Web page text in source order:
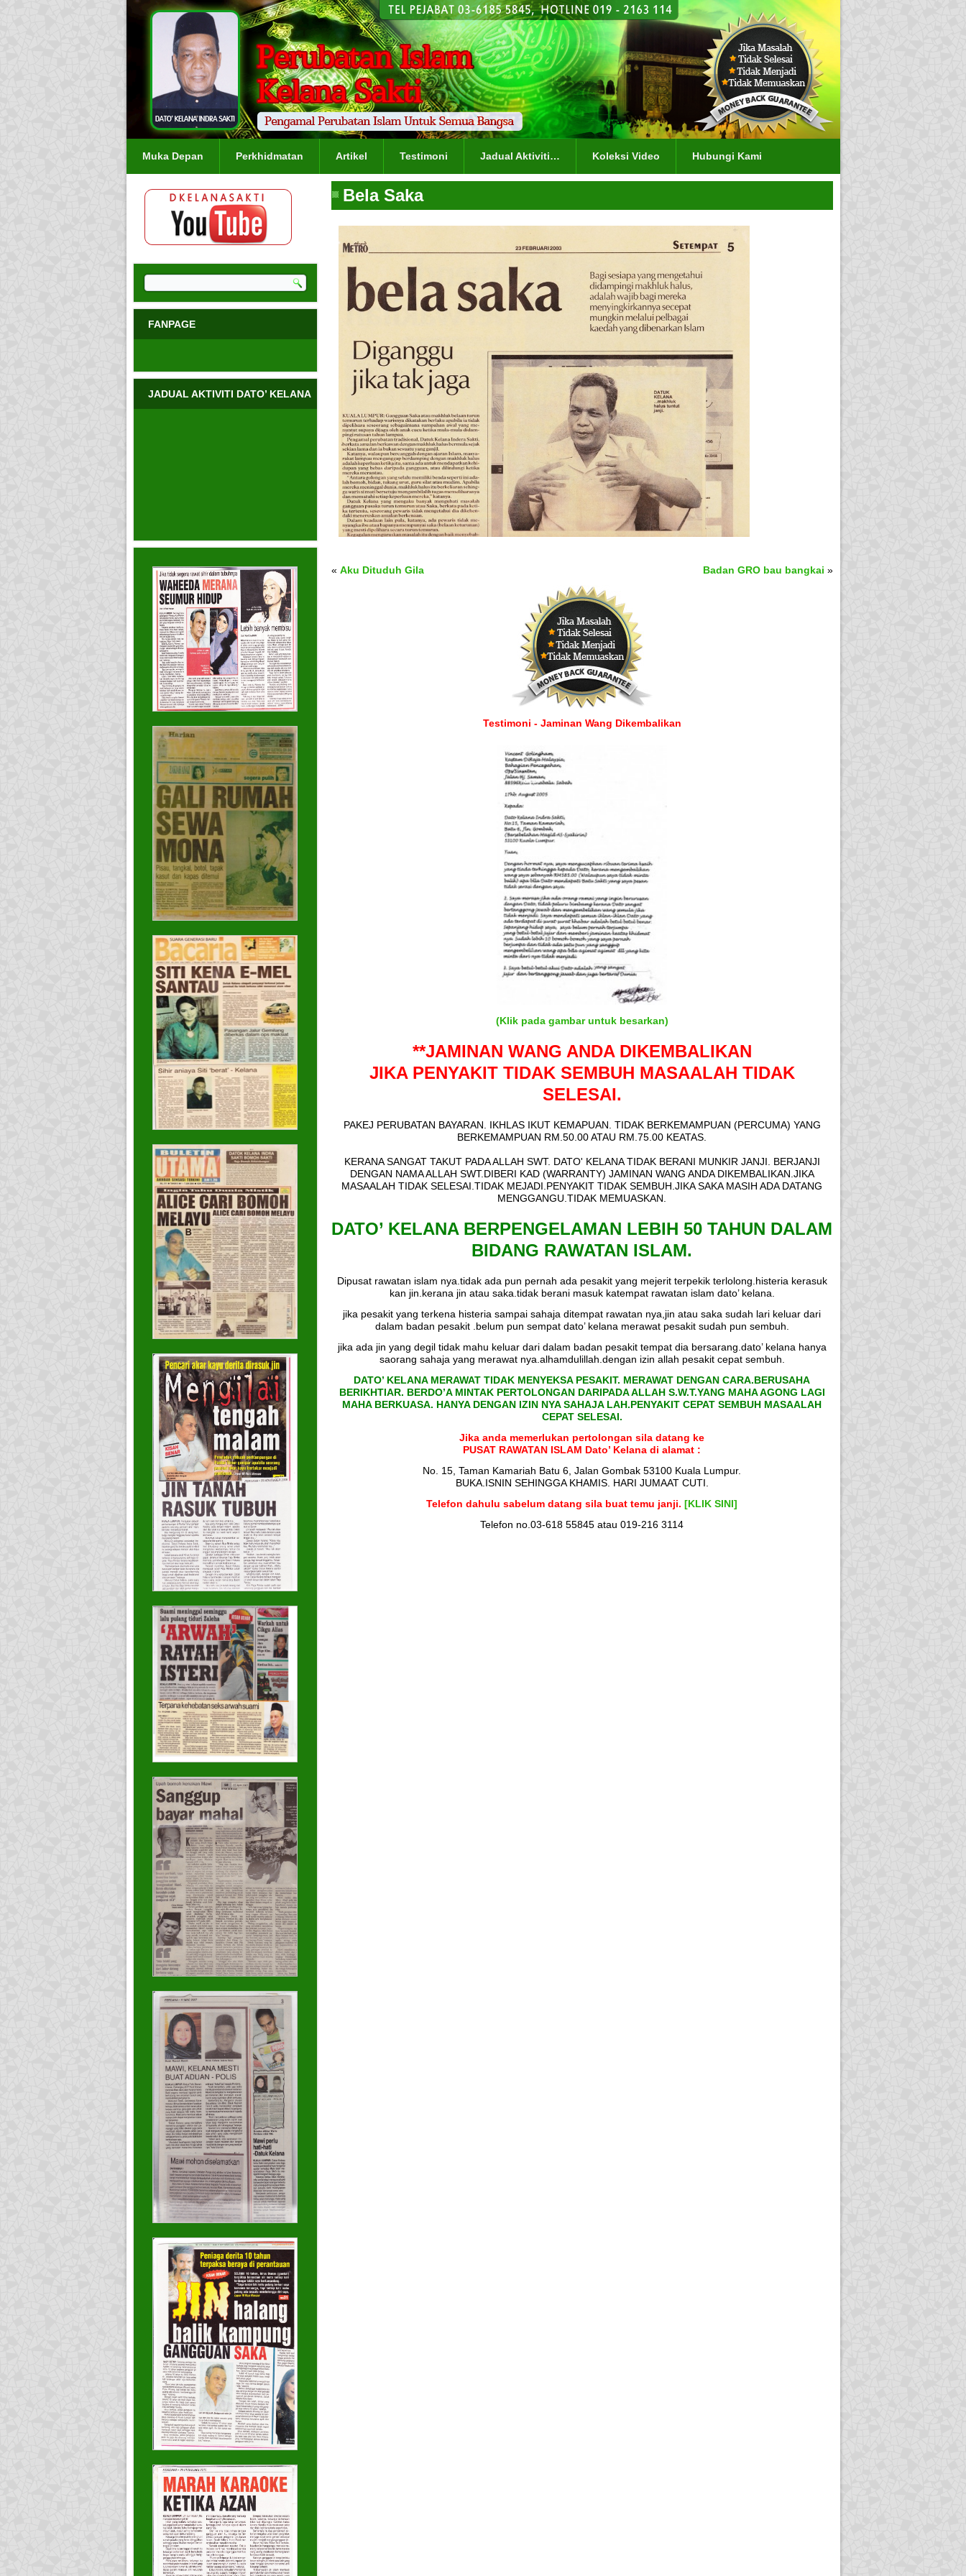
Muka Depan Perkhidmatan Artikel Testimoni Jadual Aktiviti… Koleksi Video Hubungi Kami
FANPAGE
JADUAL AKTIVITI DATO’ KELANA
Bela Saka
« Aku Dituduh Gila Badan GRO bau bangkai »
Testimoni - Jaminan Wang Dikembalikan
(Klik pada gambar untuk besarkan)
**JAMINAN WANG ANDA DIKEMBALIKAN
JIKA PENYAKIT TIDAK SEMBUH MASAALAH TIDAK
SELESAI.
PAKEJ PERUBATAN BAYARAN. IKHLAS IKUT KEMAPUAN. TIDAK BERKEMAMPUAN (PERCUMA) YANG
BERKEMAMPUAN RM.50.00 ATAU RM.75.00 KEATAS.
KERANA SANGAT TAKUT PADA ALLAH SWT. DATO' KELANA TIDAK BERANI MUNKIR JANJI. BERJANJI
DENGAN NAMA ALLAH SWT.DIBERI KAD (WARRANTY) JAMINAN WANG ANDA DIKEMBALIKAN.JIKA
MASAALAH TIDAK SELESAI.TIDAK MEJADI.PENYAKIT TIDAK SEMBUH.JIKA SAKA MASIH ADA DATANG
MENGGANGU.TIDAK MEMUASKAN.
DATO’ KELANA BERPENGELAMAN LEBIH 50 TAHUN DALAM
BIDANG RAWATAN ISLAM.
Dipusat rawatan islam nya.tidak ada pun pernah ada pesakit yang mejerit terpekik terlolong.histeria kerasuk
kan jin.kerana jin atau saka.tidak berani masuk katempat rawatan islam dato’ kelana.
jika pesakit yang terkena histeria sampai sahaja ditempat rawatan nya,jin atau saka sudah lari keluar dari
dalam badan pesakit .belum pun sempat dato’ kelana merawat pesakit sudah pun sembuh.
jika ada jin yang degil tidak mahu keluar dari dalam badan pesakit tempat dia bersarang.dato’ kelana hanya
saorang sahaja yang merawat nya.alhamdulillah.dengan izin allah pesakit cepat sembuh.
DATO’ KELANA MERAWAT TIDAK MENYEKSA PESAKIT. MERAWAT DENGAN CARA.BERUSAHA
BERIKHTIAR. BERDO’A MINTAK PERTOLONGAN DARIPADA ALLAH S.W.T.YANG MAHA AGONG LAGI
MAHA BERKUASA. HANYA DENGAN IZIN NYA SAHAJA LAH.PENYAKIT CEPAT SEMBUH MASAALAH
CEPAT SELESAI.
Jika anda memerlukan pertolongan sila datang ke
PUSAT RAWATAN ISLAM Dato’ Kelana di alamat :
No. 15, Taman Kamariah Batu 6, Jalan Gombak 53100 Kuala Lumpur.
BUKA.ISNIN SEHINGGA KHAMIS. HARI JUMAAT CUTI.
Telefon dahulu sabelum datang sila buat temu janji. [KLIK SINI]
Telefon no.03-618 55845 atau 019-216 3114